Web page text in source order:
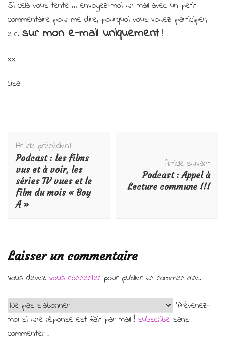
Si cela vous tente … envoyez-moi un mail avec un petit
commentaire pour me dire, pourquoi vous voulez participer,
etc. sur mon e-mail uniquement!
xx
Lisa
Navigation
d'article
Article précédent
Podcast : les films
vus et à voir, les
séries TV vues et le
film du mois « Boy
A »
Article suivant
Podcast : Appel à
Lecture commune !!!
Laisser un commentaire
Vous devez vous connecterpour publier un commentaire.
Prévenez-
moi si une réponse est fait par mail ! subscribe sans
commenter !